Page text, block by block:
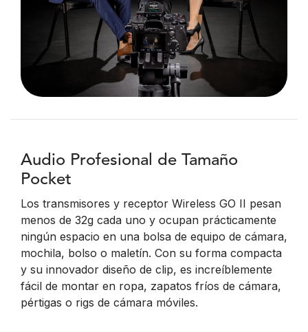
Audio Profesional de Tamaño
Pocket
Los transmisores y receptor Wireless GO II pesan
menos de 32g cada uno y ocupan prácticamente
ningún espacio en una bolsa de equipo de cámara,
mochila, bolso o maletín. Con su forma compacta
y su innovador diseño de clip, es increíblemente
fácil de montar en ropa, zapatos fríos de cámara,
pértigas o rigs de cámara móviles.